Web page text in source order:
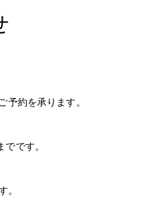
予約を承ります。
です。
。